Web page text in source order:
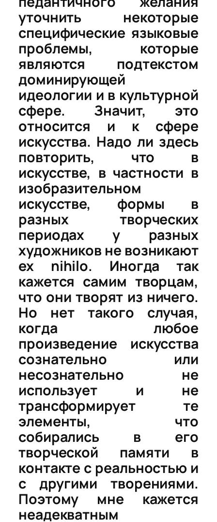
уточнить некоторые
специфические языковые
проблемы, которые
являются подтекстом
доминирующей
идеологии и в культурной
сфере. Значит, это
относится и к сфере
искусства. Надо ли здесь
повторить, что в
искусстве, в частности в
изобразительном
искусстве, формы в
разных творческих
периодах у разных
художников не возникают
ex nihilo. Иногда так
кажется самим творцам,
что они творят из ничего.
Но нет такого случая,
когда любое
произведение искусства
сознательно или
несознательно не
использует и не
трансформирует те
элементы, что
собирались в его
творческой памяти в
контакте с реальностью и
с другими творениями.
Поэтому мне кажется
неадекватным